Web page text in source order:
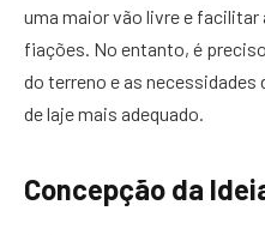
uma maior vão livre e facilitar
fiações. No entanto, é
do terreno e as
de laje mais adequado.
Concepção da